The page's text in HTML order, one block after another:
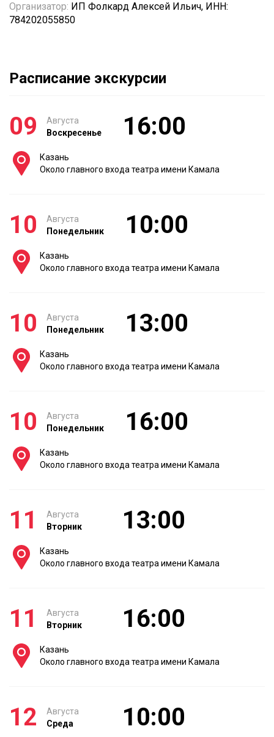
Организатор: ИП Фолкард Алексей Ильич, ИНН:
784202055850
Расписание экскурсии
09
Августа
Воскресенье
16:00
Казань
Около главного входа театра имени Камала
10
Августа
Понедельник
10:00
Казань
Около главного входа театра имени Камала
10
Августа
Понедельник
13:00
Казань
Около главного входа театра имени Камала
10
Августа
Понедельник
16:00
Казань
Около главного входа театра имени Камала
11
Августа
Вторник
13:00
Казань
Около главного входа театра имени Камала
11
Августа
Вторник
16:00
Казань
Около главного входа театра имени Камала
12
Августа
Среда
10:00